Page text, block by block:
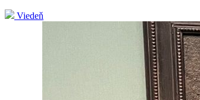
Viedeň